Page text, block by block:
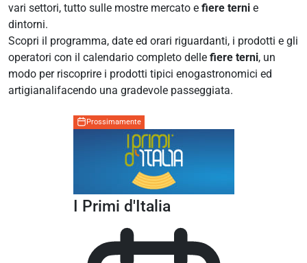
vari settori, tutto sulle mostre mercato e fiere terni e
dintorni.
Scopri il programma, date ed orari riguardanti, i prodotti e gli
operatori con il calendario completo delle fiere terni, un
modo per riscoprire i prodotti tipici enogastronomici ed
artigianalifacendo una gradevole passeggiata.
Prossimamente
I Primi d'Italia